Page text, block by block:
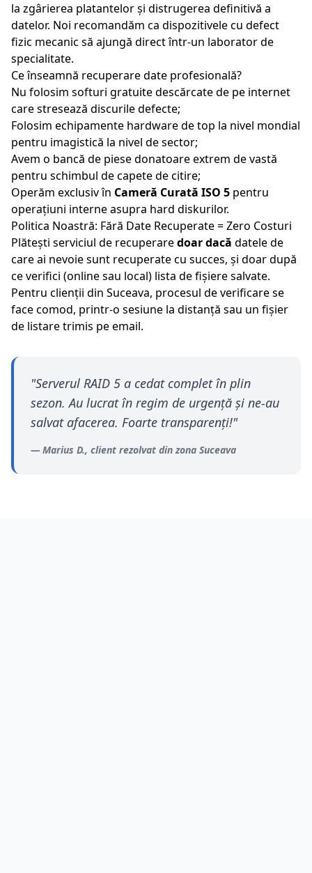
la zgârierea platantelor și distrugerea definitivă a
datelor. Noi recomandăm ca dispozitivele cu defect
fizic mecanic să ajungă direct într-un laborator de
specialitate.
Ce înseamnă recuperare date profesională?
Nu folosim softuri gratuite descărcate de pe internet
care stresează discurile defecte;
Folosim echipamente hardware de top la nivel mondial
pentru imagistică la nivel de sector;
Avem o bancă de piese donatoare extrem de vastă
pentru schimbul de capete de citire;
Operăm exclusiv în Cameră Curată ISO 5 pentru
operațiuni interne asupra hard diskurilor.
Politica Noastră: Fără Date Recuperate = Zero Costuri
Plătești serviciul de recuperaredoar dacă datele de
care ai nevoie sunt recuperate cu succes, și doar după
ce verifici (online sau local) lista de fișiere salvate.
Pentru clienții din Suceava, procesul de verificare se
face comod, printr-o sesiune la distanță sau un fișier
de listare trimis pe email.
"Serverul RAID 5 a cedat complet în plin
sezon. Au lucrat în regim de urgență și ne-au
salvat afacerea. Foarte transparenți!"
— Marius D., client rezolvat din zona Suceava